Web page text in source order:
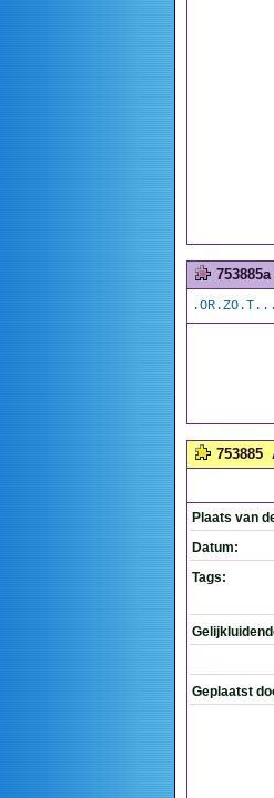
753885a
753885
Plaats van
Datum:
Tags:
Geplaatst